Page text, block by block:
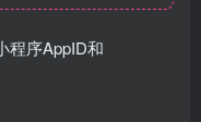
程序AppID和